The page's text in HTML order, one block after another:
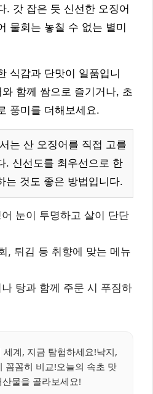
. 갓 잡은 듯 신선한 오징어
물회는 놓칠 수 없는 별미
식감과 단맛이 일품입니
함께 쌈으로 즐기거나, 초
풍미를 더해보세요.
는 산 오징어를 직접 고를
. 신선도를 최우선으로 한
는 것도 좋은 방법입니다.
어 눈이 투명하고 살이 단단
, 튀김 등 취향에 맞는 메뉴
나 탕과 함께 주문 시 푸짐하
세계, 지금 탐험하세요!낙지,
꼼꼼히 비교!오늘의 속초 맛
물을 골라보세요!